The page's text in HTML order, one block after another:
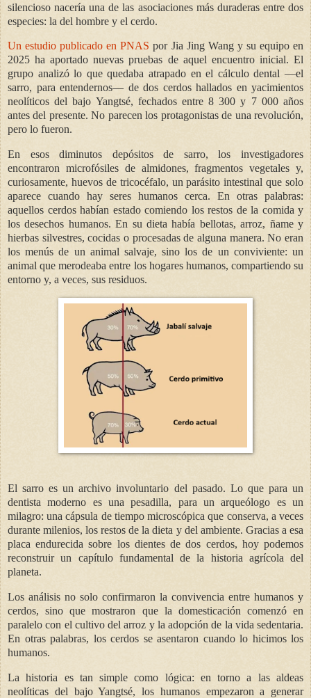
silencioso nacería una de las asociaciones más duraderas entre dos
especies: la del hombre y el cerdo.
Un estudio publicado en PNAS por Jia Jing Wang y su equipo en
2025 ha aportado nuevas pruebas de aquel encuentro inicial. El
grupo analizó lo que quedaba atrapado en el cálculo dental —el
sarro, para entendernos— de dos cerdos hallados en yacimientos
neolíticos del bajo Yangtsé, fechados entre 8 300 y 7 000 años
antes del presente. No parecen los protagonistas de una revolución,
pero lo fueron.
En esos diminutos depósitos de sarro, los investigadores
encontraron microfósiles de almidones, fragmentos vegetales y,
curiosamente, huevos de tricocéfalo, un parásito intestinal que solo
aparece cuando hay seres humanos cerca. En otras palabras:
aquellos cerdos habían estado comiendo los restos de la comida y
los desechos humanos. En su dieta había bellotas, arroz, ñame y
hierbas silvestres, cocidas o procesadas de alguna manera. No eran
los menús de un animal salvaje, sino los de un conviviente: un
animal que merodeaba entre los hogares humanos, compartiendo su
entorno y, a veces, sus residuos.
El sarro es un archivo involuntario del pasado. Lo que para un
dentista moderno es una pesadilla, para un arqueólogo es un
milagro: una cápsula de tiempo microscópica que conserva, a veces
durante milenios, los restos de la dieta y del ambiente. Gracias a esa
placa endurecida sobre los dientes de dos cerdos, hoy podemos
reconstruir un capítulo fundamental de la historia agrícola del
planeta.
Los análisis no solo confirmaron la convivencia entre humanos y
cerdos, sino que mostraron que la domesticación comenzó en
paralelo con el cultivo del arroz y la adopción de la vida sedentaria.
En otras palabras, los cerdos se asentaron cuando lo hicimos los
humanos.
La historia es tan simple como lógica: en torno a las aldeas
neolíticas del bajo Yangtsé, los humanos empezaron a generar